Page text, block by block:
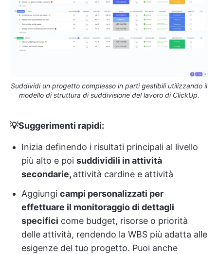
Suddividi un progetto complesso in parti gestibili utilizzando il
modello di struttura di suddivisione del lavoro di ClickUp.
💡Suggerimenti rapidi:
Inizia definendo i risultati principali al livello
più alto e poi suddividili in attività
secondarie, attività cardine e attività
Aggiungi campi personalizzati per
effettuare il monitoraggio di dettagli
specifici come budget, risorse o priorità
delle attività, rendendo la WBS più adatta alle
esigenze del tuo progetto. Puoi anche